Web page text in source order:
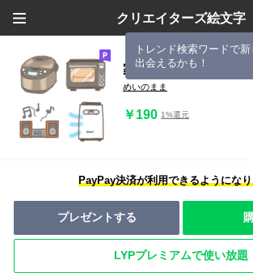
クリエイターズ絵文字
トレンド検索ワードで
出会えるかも！
家電 電化製品
めいのまま
￥190 1%還元
PayPay決済が利用できるようにな
プレゼントする
LYPプレミアムで使い放題